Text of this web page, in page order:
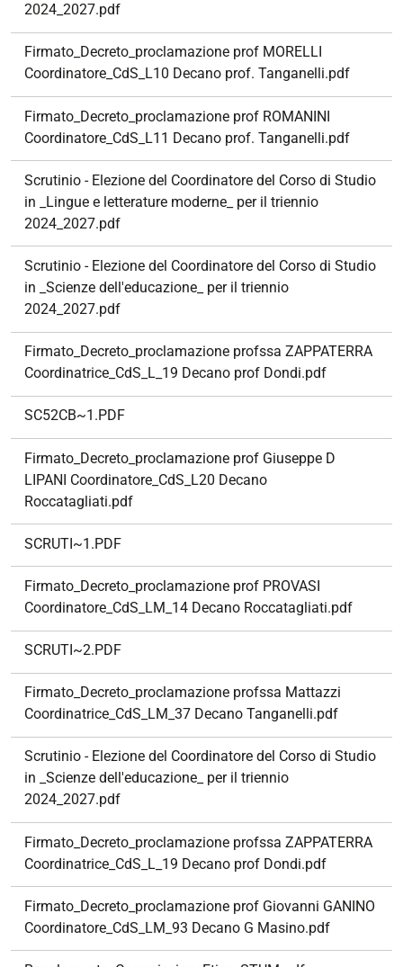
2024_2027.pdf
Firmato_Decreto_proclamazione prof MORELLI
Coordinatore_CdS_L10 Decano prof. Tanganelli.pdf
Firmato_Decreto_proclamazione prof ROMANINI
Coordinatore_CdS_L11 Decano prof. Tanganelli.pdf
Scrutinio - Elezione del Coordinatore del Corso di Studio
in _Lingue e letterature moderne_ per il triennio
2024_2027.pdf
Scrutinio - Elezione del Coordinatore del Corso di Studio
in _Scienze dell'educazione_ per il triennio
2024_2027.pdf
Firmato_Decreto_proclamazione profssa ZAPPATERRA
Coordinatrice_CdS_L_19 Decano prof Dondi.pdf
SC52CB~1.PDF
Firmato_Decreto_proclamazione prof Giuseppe D
LIPANI Coordinatore_CdS_L20 Decano
Roccatagliati.pdf
SCRUTI~1.PDF
Firmato_Decreto_proclamazione prof PROVASI
Coordinatore_CdS_LM_14 Decano Roccatagliati.pdf
SCRUTI~2.PDF
Firmato_Decreto_proclamazione profssa Mattazzi
Coordinatrice_CdS_LM_37 Decano Tanganelli.pdf
Scrutinio - Elezione del Coordinatore del Corso di Studio
in _Scienze dell'educazione_ per il triennio
2024_2027.pdf
Firmato_Decreto_proclamazione profssa ZAPPATERRA
Coordinatrice_CdS_L_19 Decano prof Dondi.pdf
Firmato_Decreto_proclamazione prof Giovanni GANINO
Coordinatore_CdS_LM_93 Decano G Masino.pdf